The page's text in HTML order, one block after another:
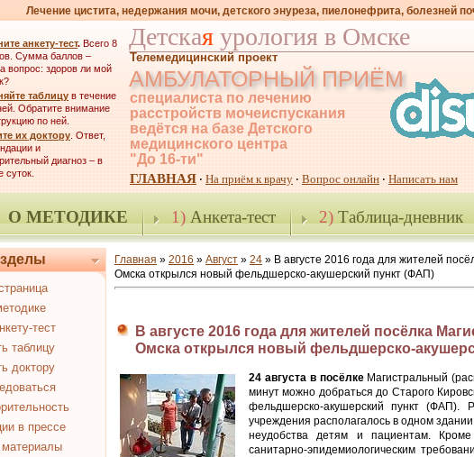
Лечение цистита, недержания мочи, детского энуреза, пиелонефрита, болезней
анкету-тест. Всего 8
Сумма баллов –
вопрос: здоров ли мой
таблицу в течение
Обратите внимание
по ней.
их доктору. Ответ,
и
диагноз – в
суток.
Детская урология в Омске
Телемедицинский проект
АМБУЛАТОРНЫЙ ПРИЁМ
специалиста по лечению
расстройств мочеиспускания
ведётся на базе Детского
медицинского центра
"До 16-ти"
ГЛАВНАЯ · На приём к врачу · Вопрос онлайн · Написать нам
О МЕТОДИКЕ 1)Анкета-тест 2)Таблица-дневник
тест
таблицу
доктору
в прессе
Главная » 2016 » Август » 24 » В августе 2016 года для жителей
Омска открылся новый фельдшерско-акушерский пункт (ФАП)
В августе 2016 года для жителей посёлка
Омска открылся новый фельдшерско-
24 августа в посёлкеМагистральный
минут можно добраться до Старого
фельдшерско-акушерский пункт (ФАП).
учреждения располагалось в одном
неудобства детям и пациентам. Кроме
санитарно-эпидемиологическим